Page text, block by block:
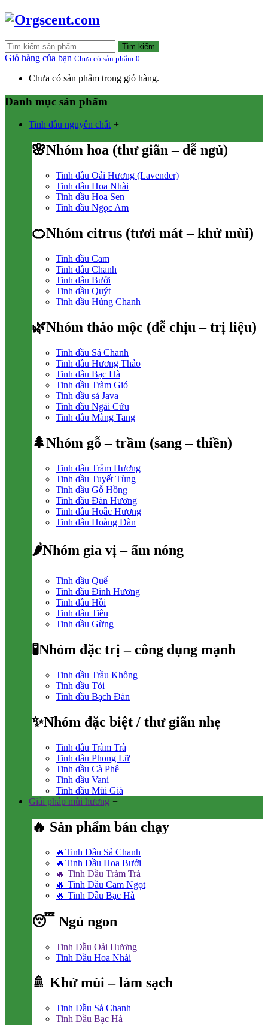
Tìm kiếm
Giỏ hàng của bạn Chưa có sản phẩm 0
Chưa có sản phẩm trong giỏ hàng.
Danh mục sản phẩm
Tinh dầu nguyên chất +
🌸Nhóm hoa (thư giãn – dễ ngủ)
Tinh dầu Oải Hương (Lavender)
Tinh dầu Hoa Nhài
Tinh dầu Hoa Sen
Tinh dầu Ngọc Am
🍊Nhóm citrus (tươi mát – khử mùi)
Tinh dầu Cam
Tinh dầu Chanh
Tinh dầu Bưởi
Tinh dầu Quýt
Tinh dầu Húng Chanh
🌿Nhóm thảo mộc (dễ chịu – trị liệu)
Tinh dầu Sả Chanh
Tinh dầu Hương Thảo
Tinh dầu Bạc Hà
Tinh dầu Tràm Gió
Tinh dầu sả Java
Tinh dầu Ngải Cứu
Tinh dầu Màng Tang
🌲Nhóm gỗ – trầm (sang – thiền)
Tinh dầu Trầm Hương
Tinh dầu Tuyết Tùng
Tinh dầu Gỗ Hồng
Tinh dầu Đàn Hương
Tinh dầu Hoắc Hương
Tinh dầu Hoàng Đàn
🌶Nhóm gia vị – ấm nóng
Tinh dầu Quế
Tinh dầu Đinh Hương
Tinh dầu Hồi
Tinh dầu Tiêu
Tinh dầu Gừng
🧪Nhóm đặc trị – công dụng mạnh
Tinh dầu Trầu Không
Tinh dầu Tỏi
Tinh dầu Bạch Đàn
✨Nhóm đặc biệt / thư giãn nhẹ
Tinh dầu Tràm Trà
Tinh dầu Phong Lữ
Tinh dầu Cà Phê
Tinh dầu Vani
Tinh dầu Mùi Già
Giải pháp mùi hương +
🔥 Sản phẩm bán chạy
🔥Tinh Dầu Sả Chanh
🔥Tinh Dầu Hoa Bưởi
🔥 Tinh Dầu Tràm Trà
🔥 Tinh Dầu Cam Ngọt
🔥 Tinh Dầu Bạc Hà
😴 Ngủ ngon
Tinh Dầu Oải Hương
Tinh Dầu Hoa Nhài
🚿 Khử mùi – làm sạch
Tinh Dầu Sả Chanh
Tinh Dầu Bạc Hà